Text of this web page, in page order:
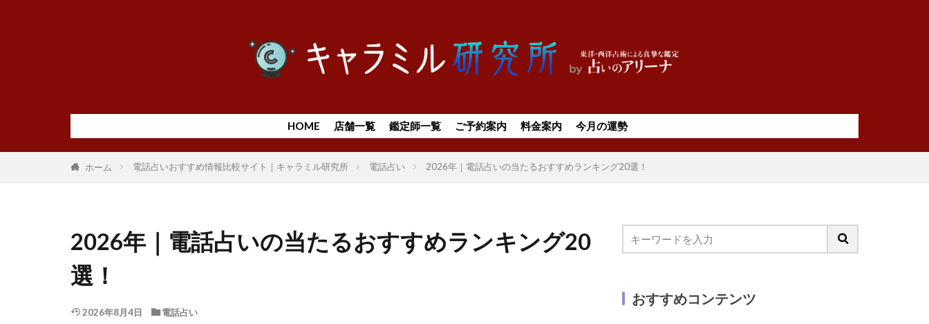
HOME 店舗一覧 鑑定師一覧 ご予約案内 料金案内 今月の運勢
ホーム 電話占いおすすめ情報比較サイト｜キャラミル研究所 電話占い 2026年｜電話占いの当たるおすすめランキング20選！
2026年｜電話占いの当たるおすすめランキング20
選！
2026年8月4日 電話占い
おすすめコンテンツ